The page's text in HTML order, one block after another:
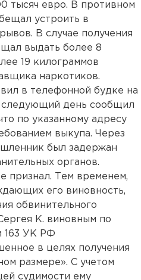
тысяч евро. В противном
устроить в
В случае получения
выдать более 8
19 килограммов
наркотиков.
в телефонной будке на
следующий день сообщил
по указанному адресу
выкупа. Через
был задержан
органов.
признал. Тем временем,
его виновность,
обвинительного
К. виновным по
163 УК РФ
в целях получения
размере». С учетом
судимости ему